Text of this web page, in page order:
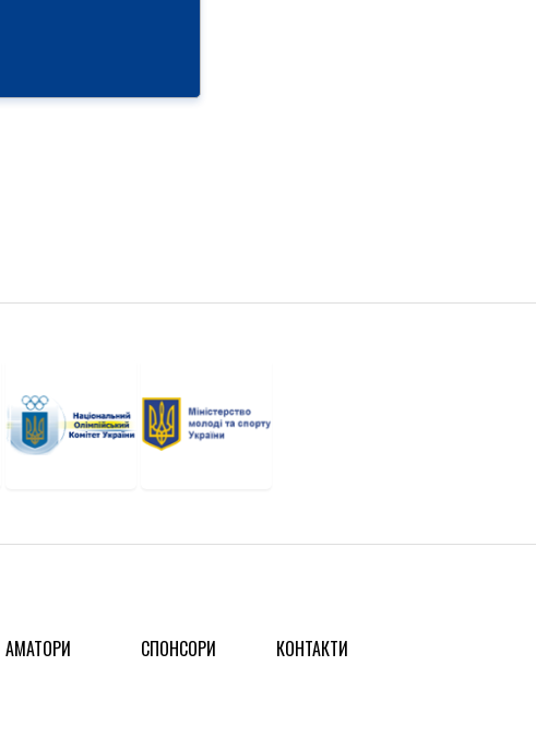
АМАТОРИ СПОНСОРИ КОНТАКТИ